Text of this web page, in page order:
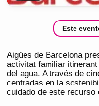
Este
Aigües de Barcelona
activitat familiar
del agua. A través de
centradas en la
cuidado de este recurso